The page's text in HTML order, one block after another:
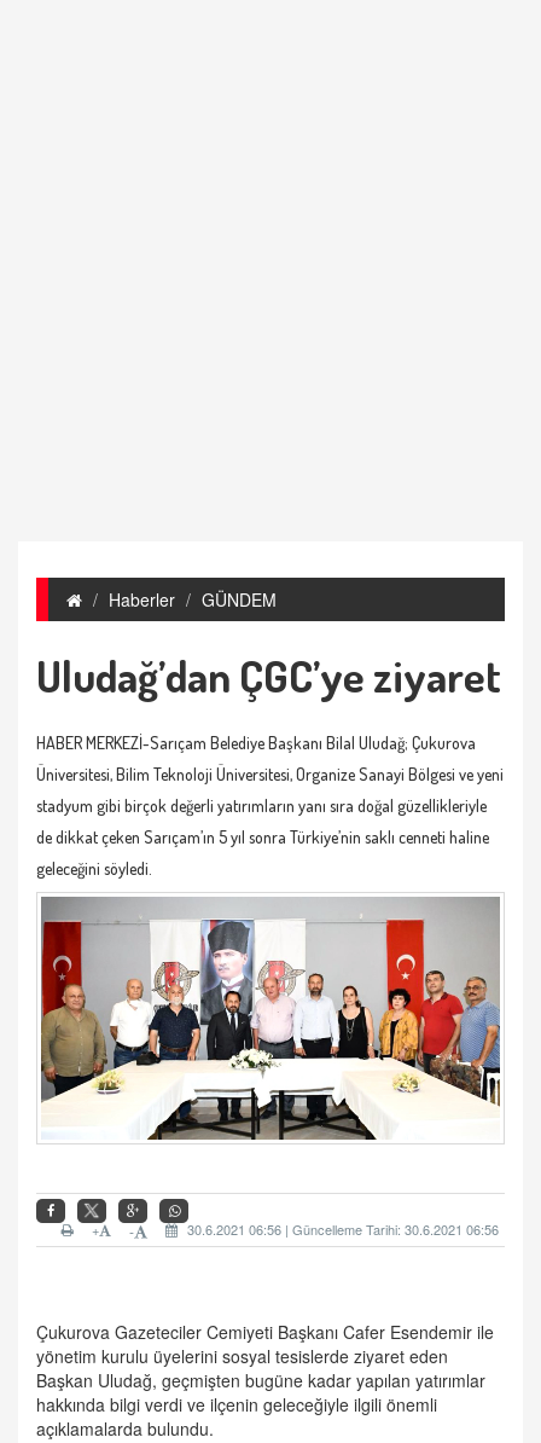
Haberler GÜNDEM
Uludağ’dan ÇGC’ye ziyaret
HABER MERKEZİ-Sarıçam Belediye Başkanı Bilal Uludağ; Çukurova
Üniversitesi, Bilim Teknoloji Üniversitesi, Organize Sanayi Bölgesi ve yeni
stadyum gibi birçok değerli yatırımların yanı sıra doğal güzellikleriyle
de dikkat çeken Sarıçam’ın 5 yıl sonra Türkiye’nin saklı cenneti haline
geleceğini söyledi.
30.6.2021 06:56 | Güncelleme Tarihi: 30.6.2021 06:56
-
+
Çukurova Gazeteciler Cemiyeti Başkanı Cafer Esendemir ile
yönetim kurulu üyelerini sosyal tesislerde ziyaret eden
Başkan Uludağ, geçmişten bugüne kadar yapılan yatırımlar
hakkında bilgi verdi ve ilçenin geleceğiyle ilgili önemli
açıklamalarda bulundu.